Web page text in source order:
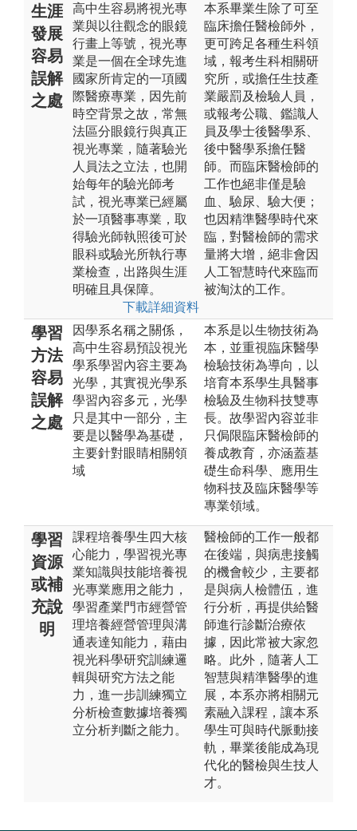
生涯
發展
容易
誤解
之處
高中生容易將視光專
業與以往觀念的眼鏡
行畫上等號，視光專
業是一個在全球先進
國家所肯定的一項國
際醫療專業，因先前
時空背景之故，常無
法區分眼鏡行與真正
視光專業，隨著驗光
人員法之立法，也開
始每年的驗光師考
試，視光專業已經屬
於一項醫事專業，取
得驗光師執照後可於
眼科或驗光所執行專
業檢查，出路與生涯
明確且具保障。
下載詳細資料
本系畢業生除了可至
臨床擔任醫檢師外，
更可跨足各種生科領
域，報考生科相關研
究所，或擔任生技產
業嚴罰及檢驗人員，
或報考公職、鑑識人
員及學士後醫學系、
後中醫學系擔任醫
師。而臨床醫檢師的
工作也絕非僅是驗
血、驗尿、驗大便；
也因精準醫學時代來
臨，對醫檢師的需求
量將大增，絕非會因
人工智慧時代來臨而
被淘汰的工作。
學習
方法
容易
誤解
之處
因學系名稱之關係，
高中生容易預設視光
學系學習內容主要為
光學，其實視光學系
學習內容多元，光學
只是其中一部分，主
要是以醫學為基礎，
主要針對眼睛相關領
域
本系是以生物技術為
本，並重視臨床醫學
檢驗技術為導向，以
培育本系學生具醫事
檢驗及生物科技雙專
長。故學習內容並非
只侷限臨床醫檢師的
養成教育，亦涵蓋基
礎生命科學、應用生
物科技及臨床醫學等
專業領域。
學習
資源
或補
充說
明
課程培養學生四大核
心能力，學習視光專
業知識與技能培養視
光專業應用之能力，
學習產業門市經營管
理培養經營管理與溝
通表達知能力，藉由
視光科學研究訓練邏
輯與研究方法之能
力，進一步訓練獨立
分析檢查數據培養獨
立分析判斷之能力。
醫檢師的工作一般都
在後端，與病患接觸
的機會較少，主要都
是與病人檢體伍，進
行分析，再提供給醫
師進行診斷治療依
據，因此常被大家忽
略。此外，隨著人工
智慧與精準醫學的進
展，本系亦將相關元
素融入課程，讓本系
學生可與時代脈動接
軌，畢業後能成為現
代化的醫檢與生技人
才。